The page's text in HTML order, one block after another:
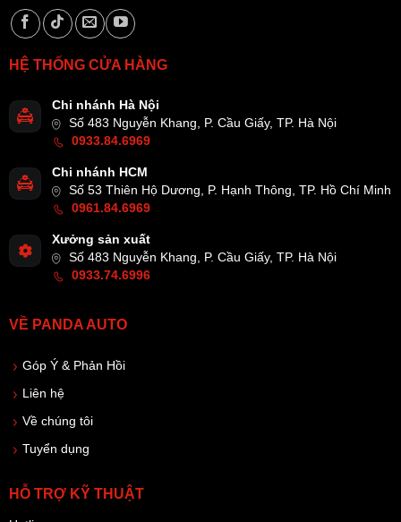
HỆ THỐNG CỬA HÀNG
Chi nhánh Hà Nội
Số 483 Nguyễn Khang, P. Cầu Giấy, TP. Hà Nội
0933.84.6969
Chi nhánh HCM
Số 53 Thiên Hộ Dương, P. Hạnh Thông, TP. Hồ Chí Minh
0961.84.6969
Xưởng sản xuất
Số 483 Nguyễn Khang, P. Cầu Giấy, TP. Hà Nội
0933.74.6996
VỀ PANDA AUTO
Góp Ý & Phản Hồi
Liên hệ
Về chúng tôi
Tuyển dụng
HỖ TRỢ KỸ THUẬT